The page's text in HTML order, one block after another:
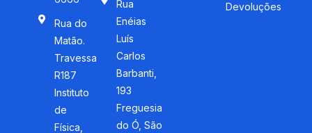
Rua do
Matão.
Travessa
R187
Instituto
de
Física,
Rua
Enéias
Luís
Carlos
Barbanti,
193
Freguesia
do Ó, São
Devoluções